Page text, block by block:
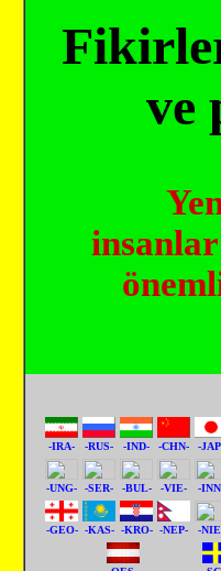
ve
-IRA- -RUS- -IND- -CHN- -
-UNG- -SER- -BUL- -VIE- -
-GEO- -KAS- -KRO- -NEP- -